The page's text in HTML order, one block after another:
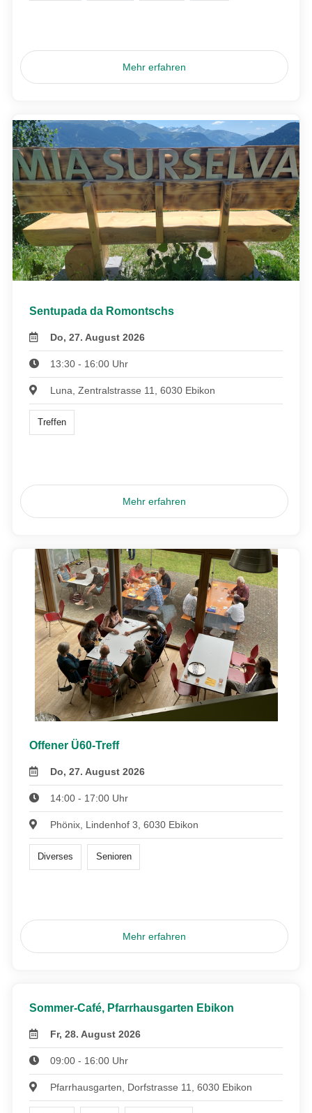
Mehr erfahren
Sentupada da Romontschs
Do, 27. August 2026
13:30 - 16:00 Uhr
Luna, Zentralstrasse 11, 6030 Ebikon
Treffen
Mehr erfahren
Offener Ü60-Treff
Do, 27. August 2026
14:00 - 17:00 Uhr
Phönix, Lindenhof 3, 6030 Ebikon
Diverses Senioren
Mehr erfahren
Sommer-Café, Pfarrhausgarten Ebikon
Fr, 28. August 2026
09:00 - 16:00 Uhr
Pfarrhausgarten, Dorfstrasse 11, 6030 Ebikon